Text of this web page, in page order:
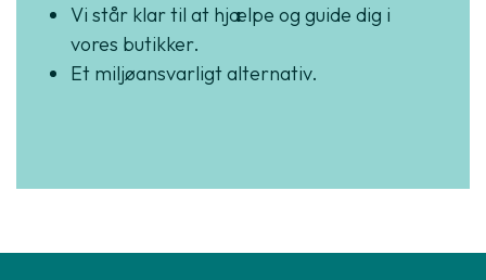
Vi står klar til at hjælpe og guide dig i
vores butikker.
Et miljøansvarligt alternativ.